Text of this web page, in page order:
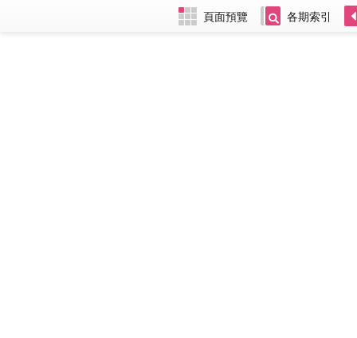
頁面預覽 各期索引